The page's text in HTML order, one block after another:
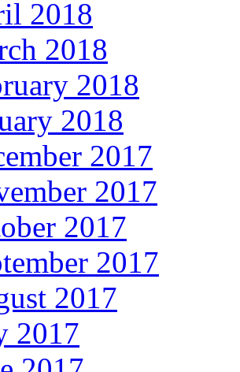
2018
2018
2018
2018
2017
2017
2017
2017
2017
2017